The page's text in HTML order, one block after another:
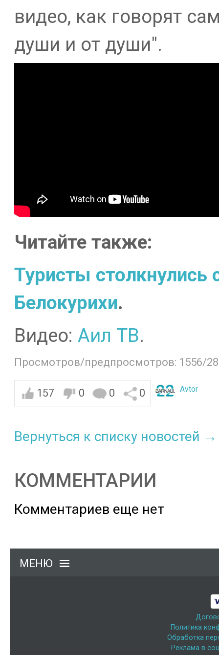
видео, как говорят
души и от души".
Читайте также:
Туристы столкнулись
Белокурихи.
Видео: Аил ТВ.
Просмотров/предпросмотров: 1556/28
157 0 0 0 Avtor
Вернуться к списку новостей →
КОММЕНТАРИИ
Комментариев еще нет
МЕНЮ
Политика
Обработка
Реклама в